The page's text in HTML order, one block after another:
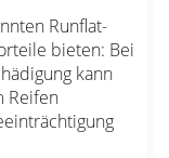
Runflat-
bieten: Bei
kann
Reifen